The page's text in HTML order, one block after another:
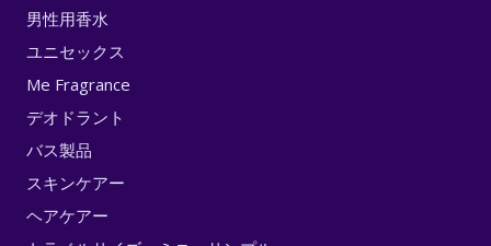
男性用香水
ユニセックス
Me Fragrance
デオドラント
バス製品
スキンケアー
ヘアケアー